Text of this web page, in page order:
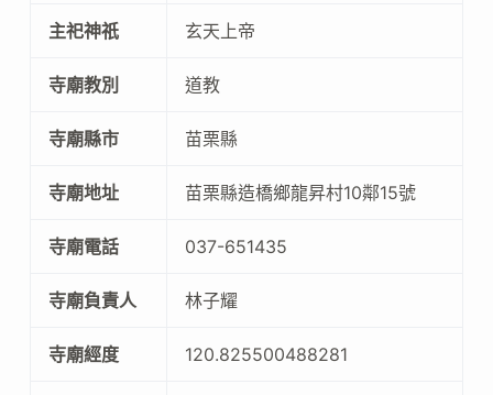
主祀神祇 玄天上帝
寺廟教別 道教
寺廟縣市 苗栗縣
寺廟地址 苗栗縣造橋鄉龍昇村10鄰15號
寺廟電話 037-651435
寺廟負責人 林子耀
寺廟經度 120.825500488281